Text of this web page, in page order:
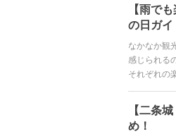
【雨で
の日ガイ
なかなか観
感じられる
それぞれの
【二条
め！